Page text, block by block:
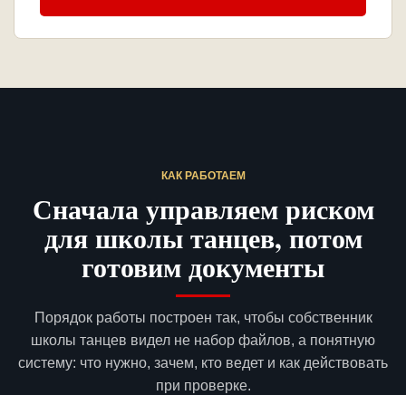
КАК РАБОТАЕМ
Сначала управляем риском
для школы танцев, потом
готовим документы
Порядок работы построен так, чтобы собственник
школы танцев видел не набор файлов, а понятную
систему: что нужно, зачем, кто ведет и как действовать
при проверке.